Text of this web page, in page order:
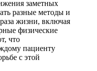
заметных
разные методы и
жизни, включая
физические
что
пациенту
с этой